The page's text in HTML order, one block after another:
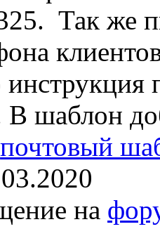
Так же
В шаблон
почтовый
на